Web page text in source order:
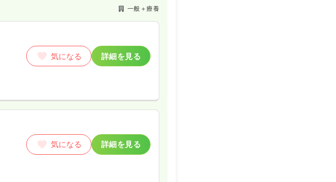
一般＋療養
気になる 詳細を見る
気になる 詳細を見る